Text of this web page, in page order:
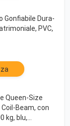
Gonfiabile Dura-
PVC,
Queen-Size
Beam, con
kg, blu,